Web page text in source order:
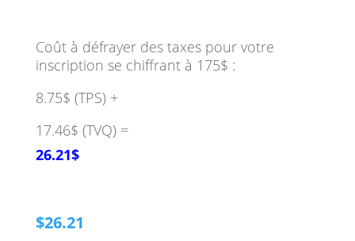
Coût à défrayer des taxes pour votre
inscription se chiffrant à 175$ :
8.75$ (TPS) +
17.46$ (TVQ) =
26.21$
$26.21